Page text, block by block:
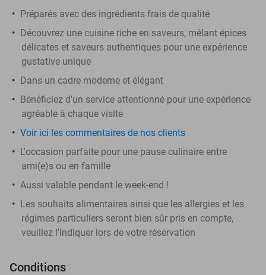
Préparés avec des ingrédients frais de qualité
Découvrez une cuisine riche en saveurs, mêlant épices
délicates et saveurs authentiques pour une expérience
gustative unique
Dans un cadre moderne et élégant
Bénéficiez d'un service attentionné pour une expérience
agréable à chaque visite
Voir ici les commentaires de nos clients
L'occasion parfaite pour une pause culinaire entre
ami(e)s ou en famille
Aussi valable pendant le week-end !
Les souhaits alimentaires ainsi que les allergies et les
régimes particuliers seront bien sûr pris en compte,
veuillez l'indiquer lors de votre réservation
Conditions